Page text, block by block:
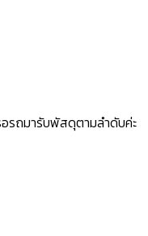
รถมารับพัสดุตามลำดับค่ะ